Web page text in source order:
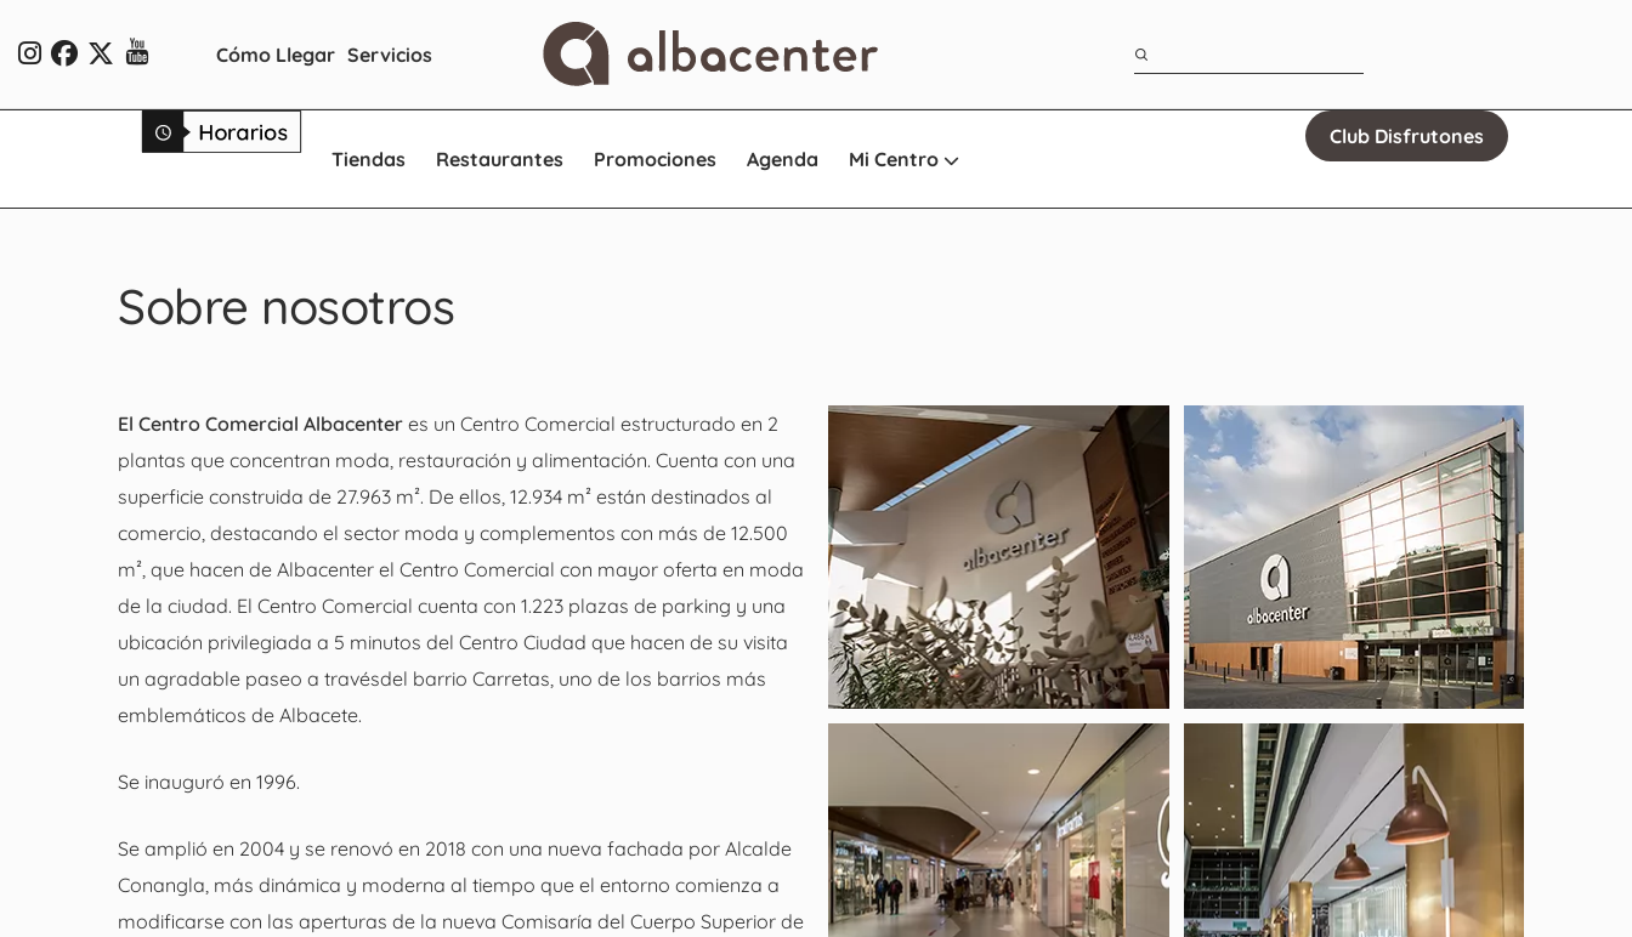
Cómo Llegar Servicios
Tiendas Restaurantes Promociones Agenda Mi Centro
Club Disfrutones
Sobre nosotros
El Centro Comercial Albacenter es un Centro Comercial estructurado en 2
plantas que concentran moda, restauración y alimentación. Cuenta con una
superficie construida de 27.963 m². De ellos, 12.934 m² están destinados al
comercio, destacando el sector moda y complementos con más de 12.500
m², que hacen de Albacenter el Centro Comercial con mayor oferta en moda
de la ciudad. El Centro Comercial cuenta con 1.223 plazas de parking y una
ubicación privilegiada a 5 minutos del Centro Ciudad que hacen de su visita
un agradable paseo a travésdel barrio Carretas, uno de los barrios más
emblemáticos de Albacete.
Se inauguró en 1996.
Se amplió en 2004 y se renovó en 2018 con una nueva fachada por Alcalde
Conangla, más dinámica y moderna al tiempo que el entorno comienza a
modificarse con las aperturas de la nueva Comisaría del Cuerpo Superior de